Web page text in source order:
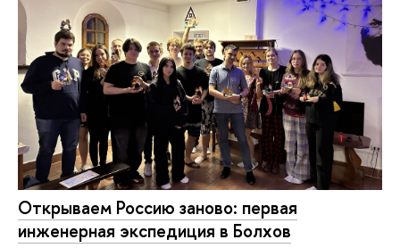
Открываем Россию заново: первая
инженерная экспедиция в Болхов